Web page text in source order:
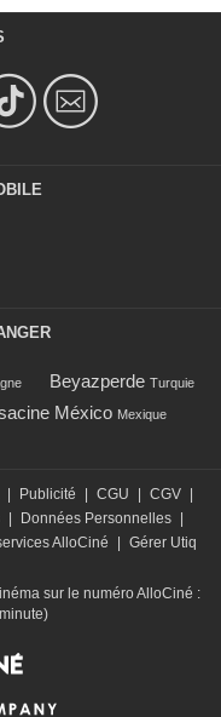
Beyazperde Turquie
México Mexique
Publicité CGU CGV
Données Personnelles
AlloCiné
Gérer Utiq
sur le numéro AlloCiné :